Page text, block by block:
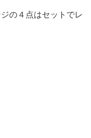
の４点はセットでレ